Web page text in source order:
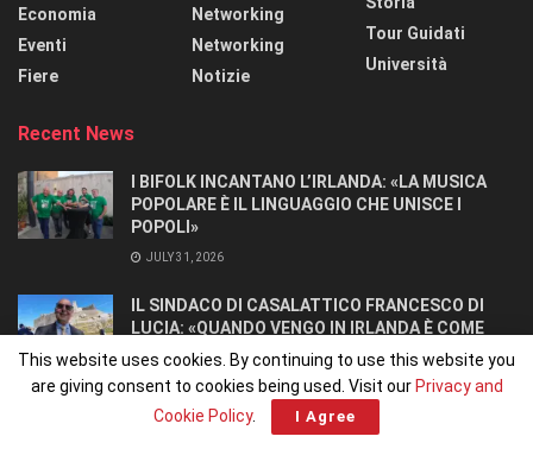
Economia
Eventi
Fiere
Networking
Networking
Notizie
Tour Guidati
Università
Recent News
I BIFOLK INCANTANO L’IRLANDA: «LA MUSICA
POPOLARE È IL LINGUAGGIO CHE UNISCE I
POPOLI»
JULY 31, 2026
IL SINDACO DI CASALATTICO FRANCESCO DI
LUCIA: «QUANDO VENGO IN IRLANDA È COME
TORNARE A CASA».
JULY 27, 2026
This website uses cookies. By continuing to use this website you
are giving consent to cookies being used. Visit our Privacy and
Cookie Policy. I Agree